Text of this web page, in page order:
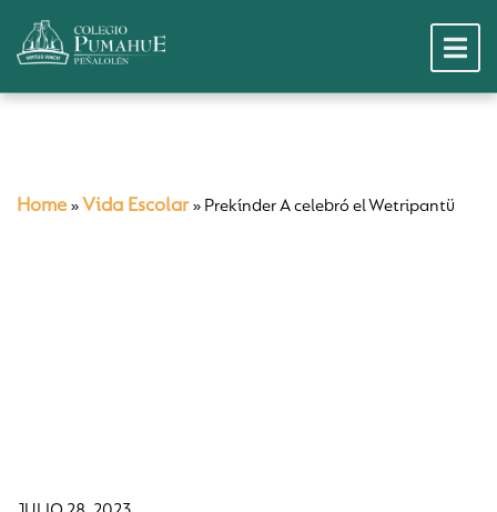
Home » Vida Escolar» Prekínder A celebró el Wetripantü